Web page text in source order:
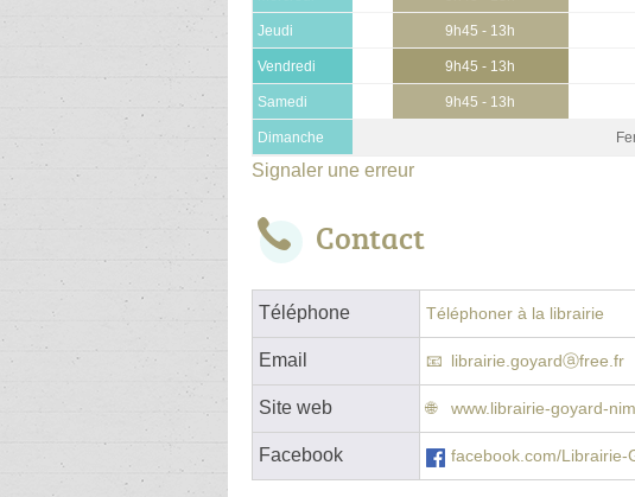
Jeudi 9h45 - 13h
Vendredi 9h45 - 13h
Samedi 9h45 - 13h
Dimanche
Signaler une erreur
Contact
Téléphone Téléphoner à la librairie
Email librairie.goyardⓐfree.fr
Site web www.librairie-goyard-
Facebook facebook.com/Librairie-